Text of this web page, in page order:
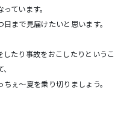
ています。
まで見届けたいと思います。
たり事故をおこしたりというこ
ぇ～夏を乗り切りましょう。